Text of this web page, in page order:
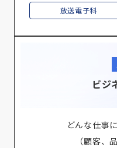
放送電子科
ビジ
どんな仕事
（顧客、